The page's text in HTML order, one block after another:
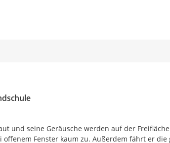
und seine Geräusche werden auf der
Fenster kaum zu. Außerdem fährt er die